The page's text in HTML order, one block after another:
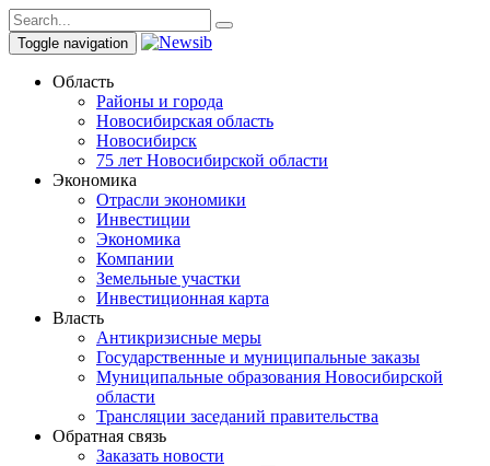
Toggle navigation
Область
Районы и города
Новосибирская область
Новосибирск
75 лет Новосибирской области
Экономика
Отрасли экономики
Инвестиции
Экономика
Компании
Земельные участки
Инвестиционная карта
Власть
Антикризисные меры
Государственные и муниципальные заказы
Муниципальные образования Новосибирской
области
Трансляции заседаний правительства
Обратная связь
Заказать новости